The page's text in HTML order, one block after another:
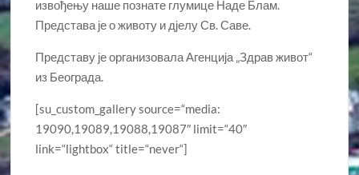
извођењу наше познате глумице Наде Блам.
Представа је о животу и дјелу Св. Саве.
Представу је организовала Агенција „Здрав живот“
из Београда.
[su_custom_gallery source=“media:
19090,19089,19088,19087″ limit=“40″
link=“lightbox“ title=“never“]